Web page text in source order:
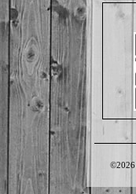
©2026